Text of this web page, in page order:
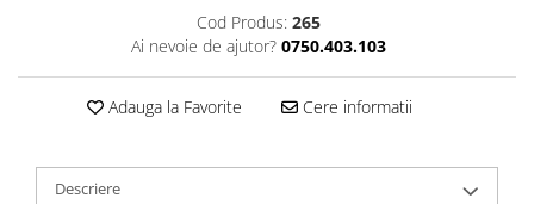
Lănțișoare Argint Diverse
COLIERE CU PERLE
Coliere cu Perle Preciosa
Coliere cu Inimioare
Cod Produs: 265
Ai nevoie de ajutor? 0750.403.103
Adauga la Favorite Cere informatii
Descriere